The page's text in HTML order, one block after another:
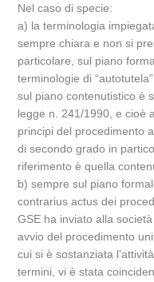
Nel caso di specie:
a) la terminologia
sempre chiara e non si
particolare, sul piano
terminologie di
sul piano contenutistico è
legge n. 241/1990, e cioè
principi del procedimento
di secondo grado in
riferimento è quella
b) sempre sul piano
contrarius actus dei
GSE ha inviato alla
avvio del procedimento
cui si è sostanziata
termini, vi è stata